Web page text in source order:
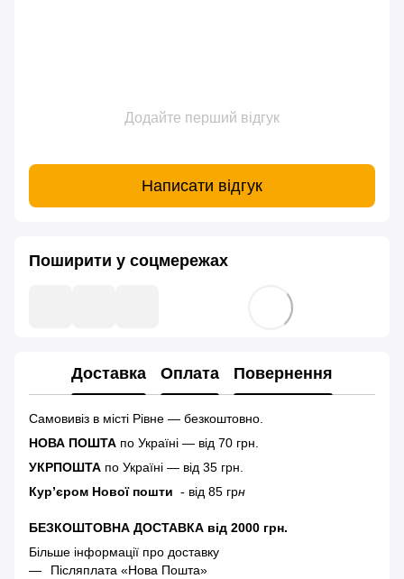
Додайте перший відгук
Написати відгук
Поширити у соцмережах
Доставка Оплата Повернення
Самовивіз в місті Рівне — безкоштовно.
НОВА ПОШТА по Україні — від 70 грн.
УКРПОШТА по Україні — від 35 грн.
Кур’єром Нової пошти - від 85 грн
БЕЗКОШТОВНА ДОСТАВКА від 2000 грн.
Більше інформації про доставку
Післяплата «Нова Пошта»